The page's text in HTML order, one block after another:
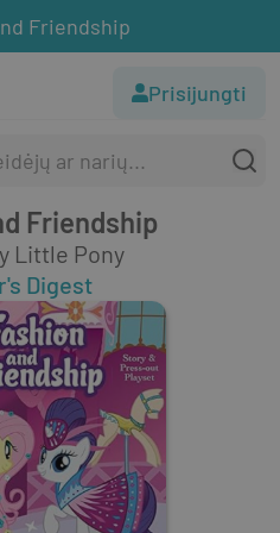
Friendship
Prisijungti
Friendship
Little Pony
Digest